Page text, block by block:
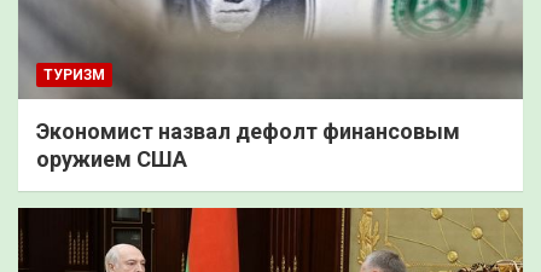
ТУРИЗМ
Экономист назвал дефолт финансовым
оружием США